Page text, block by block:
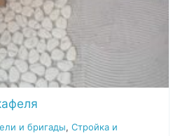
и бригады,Стройка и